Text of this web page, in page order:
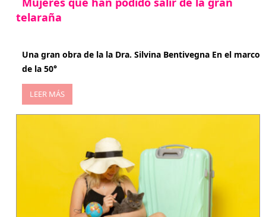
telaraña
Una gran obra de la la Dra. Silvina Bentivegna En el marco
de la 50°
LEER MÁS